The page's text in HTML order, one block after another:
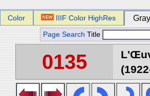
Color IIIF Color HighRes
Page Search Title
0135